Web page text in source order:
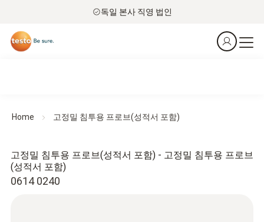
독일 본사 직영 법인
Home 고정밀 침투용 프로브(성적서 포함)
0614 0240
고정밀 침투용 프로브(성적서 포함) - 고정밀 침투용 프로브
(성적서 포함)